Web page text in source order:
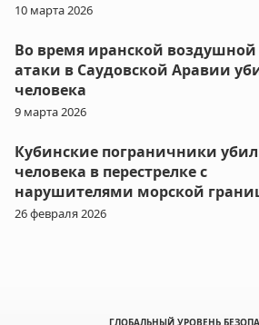
10 марта 2026
Во время иранской воздушной
атаки в Саудовской Аравии
человека
9 марта 2026
Кубинские пограничники
человека в перестрелке с
нарушителями морской
26 февраля 2026